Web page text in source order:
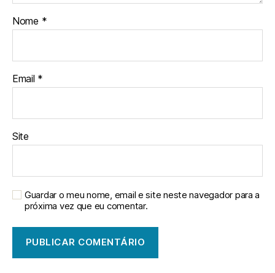
Nome *
Email *
Site
Guardar o meu nome, email e site neste navegador para a
próxima vez que eu comentar.